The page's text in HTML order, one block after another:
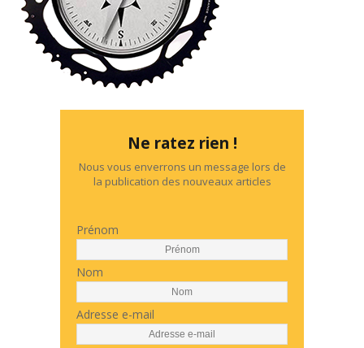
Ne ratez rien !
Nous vous enverrons un message lors de
la publication des nouveaux articles
Prénom
Nom
Adresse e-mail